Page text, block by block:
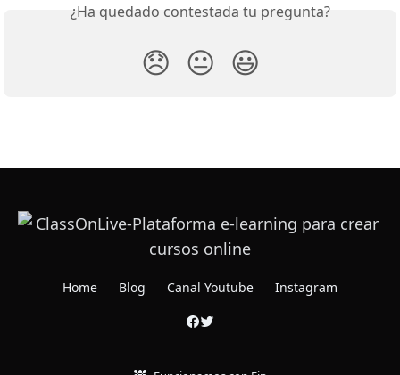
¿Ha quedado contestada tu pregunta?
😞 😐 😃
Home Blog Canal Youtube Instagram